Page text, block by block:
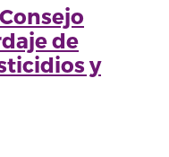
de
y